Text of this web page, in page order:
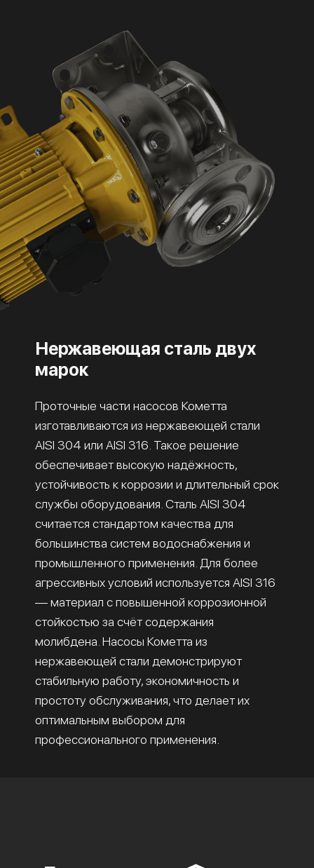
Нержавеющая сталь двух
марок
Проточные части насосов Кометта
изготавливаются из нержавеющей стали
AISI 304 или AISI 316. Такое решение
обеспечивает высокую надёжность,
устойчивость к коррозии и длительный срок
службы оборудования. Сталь AISI 304
считается стандартом качества для
большинства систем водоснабжения и
промышленного применения. Для более
агрессивных условий используется AISI 316
— материал с повышенной коррозионной
стойкостью за счёт содержания
молибдена. Насосы Кометта из
нержавеющей стали демонстрируют
стабильную работу, экономичность и
простоту обслуживания, что делает их
оптимальным выбором для
профессионального применения.